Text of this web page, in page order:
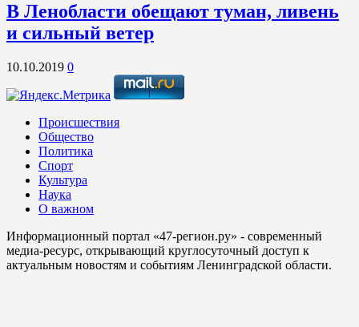
В Ленобласти обещают туман, ливень
и сильный ветер
10.10.2019 0
Происшествия
Общество
Политика
Спорт
Культура
Наука
О важном
Информационный портал «47-регион.ру» - современный
медиа-ресурс, открывающий круглосуточный доступ к
актуальным новостям и событиям Ленинградской области.